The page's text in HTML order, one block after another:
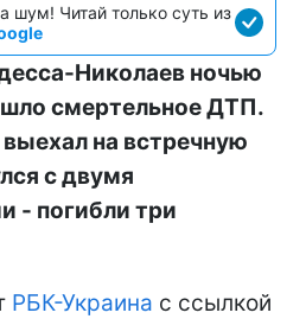
шум! Читай только суть из
Николаев ночью
смертельное ДТП.
на встречную
с двумя
- погибли три
РБК-Украина с ссылкой